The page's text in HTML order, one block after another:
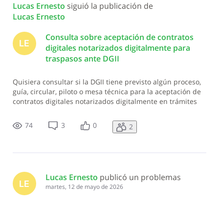
Lucas Ernesto siguió la publicación de
Lucas Ernesto
LE
Consulta sobre aceptación de contratos
digitales notarizados digitalmente para
traspasos ante DGII
Quisiera consultar si la DGII tiene previsto algún proceso,
guía, circular, piloto o mesa técnica para la aceptación de
contratos digitales notarizados digitalmente en trámites
inmuebles o descargo de inmuebles. La consulta no se
refiere solamente
74 3 0 2
LE
Lucas Ernesto publicó un problemas
martes, 12 de mayo de 2026